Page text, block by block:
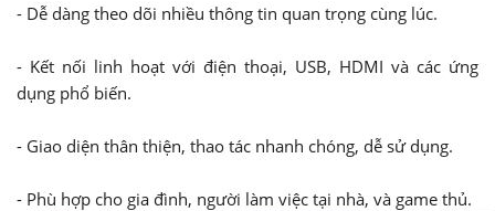
- Dễ dàng theo dõi nhiều thông tin quan trọng cùng lúc.
- Kết nối linh hoạt với điện thoại, USB, HDMI và các ứng
dụng phổ biến.
- Giao diện thân thiện, thao tác nhanh chóng, dễ sử dụng.
- Phù hợp cho gia đình, người làm việc tại nhà, và game thủ.